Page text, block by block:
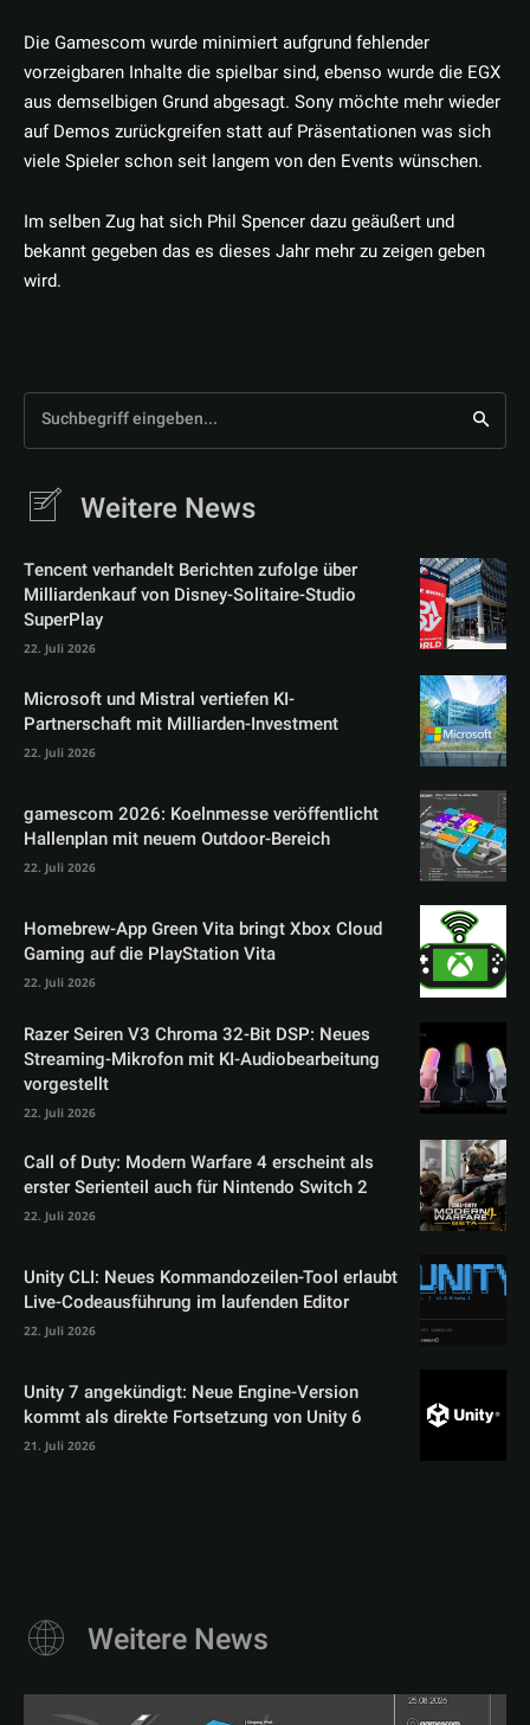
Die Gamescom wurde minimiert aufgrund fehlender
vorzeigbaren Inhalte die spielbar sind, ebenso wurde die EGX
aus demselbigen Grund abgesagt. Sony möchte mehr wieder
auf Demos zurückgreifen statt auf Präsentationen was sich
viele Spieler schon seit langem von den Events wünschen.
Im selben Zug hat sich Phil Spencer dazu geäußert und
bekannt gegeben das es dieses Jahr mehr zu zeigen geben
wird.
Suchbegriff eingeben...
Weitere News
Tencent verhandelt Berichten zufolge über
Milliardenkauf von Disney-Solitaire-Studio
SuperPlay
22. Juli 2026
Microsoft und Mistral vertiefen KI-
Partnerschaft mit Milliarden-Investment
22. Juli 2026
gamescom 2026: Koelnmesse veröffentlicht
Hallenplan mit neuem Outdoor-Bereich
22. Juli 2026
Homebrew-App Green Vita bringt Xbox Cloud
Gaming auf die PlayStation Vita
22. Juli 2026
Razer Seiren V3 Chroma 32-Bit DSP: Neues
Streaming-Mikrofon mit KI-Audiobearbeitung
vorgestellt
22. Juli 2026
Call of Duty: Modern Warfare 4 erscheint als
erster Serienteil auch für Nintendo Switch 2
22. Juli 2026
Unity CLI: Neues Kommandozeilen-Tool erlaubt
Live-Codeausführung im laufenden Editor
22. Juli 2026
Unity 7 angekündigt: Neue Engine-Version
kommt als direkte Fortsetzung von Unity 6
21. Juli 2026
Weitere News